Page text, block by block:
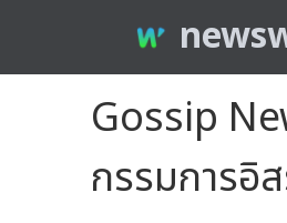
Gossip
กรรมการอิ